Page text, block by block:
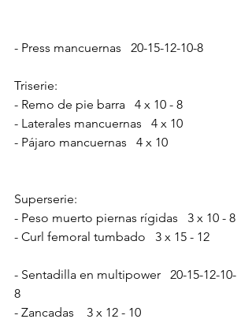
- Press mancuernas   20-15-12-10-8
Triserie:
- Remo de pie barra   4 x 10 - 8
- Laterales mancuernas   4 x 10
- Pájaro mancuernas   4 x 10
Superserie:
- Peso muerto piernas rígidas   3 x 10 - 8
- Curl femoral tumbado   3 x 15 - 12
- Sentadilla en multipower   20-15-12-10-
8
- Zancadas    3 x 12 - 10